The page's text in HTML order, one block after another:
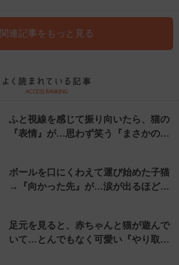
関連記事をもっと見る
ふと視線を感じて振り向いたら、猫の
『表情』が…思わず笑う『まさかの…
ボールを口にくわえて運び始めた子猫
→『向かった先』が…涙が出るほど…
足元を見ると、赤ちゃんと猫が遊んで
いて…とんでもなく可愛い『やり取…